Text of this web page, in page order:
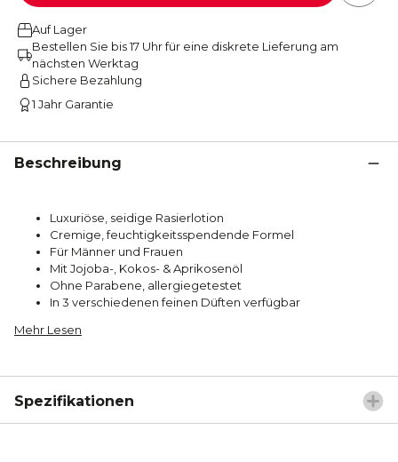
Auf Lager
Bestellen Sie bis 17 Uhr für eine diskrete Lieferung am
nächsten Werktag
Sichere Bezahlung
1 Jahr Garantie
Beschreibung
Luxuriöse, seidige Rasierlotion
Cremige, feuchtigkeitsspendende Formel
Für Männer und Frauen
Mit Jojoba-, Kokos- & Aprikosenöl
Ohne Parabene, allergiegetestet
In 3 verschiedenen feinen Düften verfügbar
Mehr Lesen
Spezifikationen